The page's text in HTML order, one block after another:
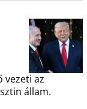
vezeti az
állam.